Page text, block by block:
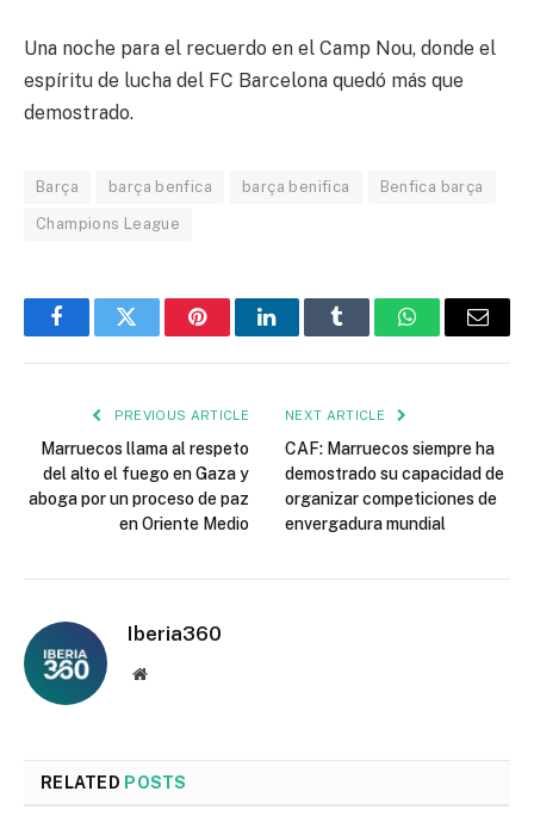
Una noche para el recuerdo en el Camp Nou, donde el
espíritu de lucha del FC Barcelona quedó más que
demostrado.
Barça barça benfica barça benifica Benfica barça
Champions League
FacebookTwitter PinterestLinkedInTumblr WhatsAppEmail
PREVIOUS ARTICLE
Marruecos llama al respeto
del alto el fuego en Gaza y
aboga por un proceso de paz
en Oriente Medio
NEXT ARTICLE
CAF: Marruecos siempre ha
demostrado su capacidad de
organizar competiciones de
envergadura mundial
Iberia360
Website
RELATED POSTS